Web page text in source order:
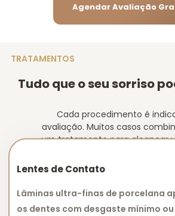
Agendar Avaliação
TRATAMENTOS
Tudo que o seu sorriso
Cada procedimento é
avaliação. Muitos casos
um tratamento para alcançar
Lentes de Contato
Lâminas ultra-finas de porcelana
os dentes com desgaste mínimo